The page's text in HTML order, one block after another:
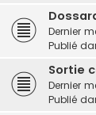
Dernier
Publié
Sortie
Dernier
Publié